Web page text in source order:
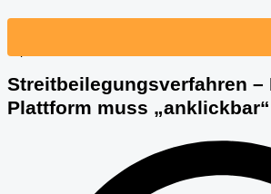
Streitbeilegungsverfahren –
Plattform muss